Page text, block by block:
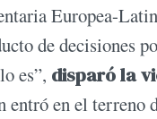
Europea-
de decisiones
es”, disparó la
entró en el terreno